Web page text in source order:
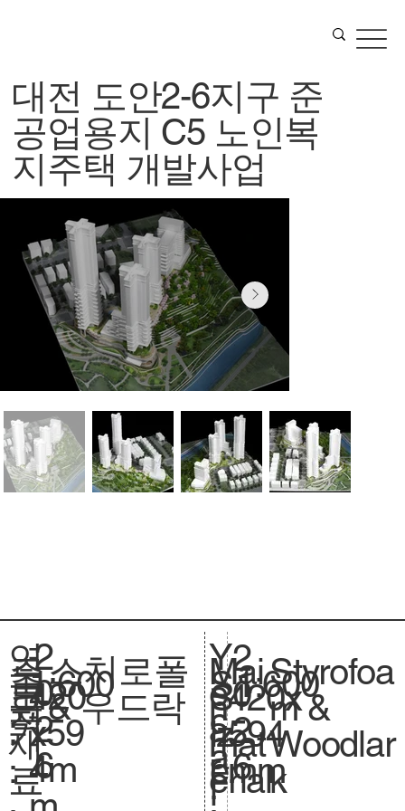
대전 도안2-6지구 준
공업용지 C5 노인복
지주택 개발사업
연
도
:
2
0
2
6
주
요
재
료
축
척
.
스치로폴
& 우드락
1:600
크
기
.
420
x59
4m
Y
e
a
r
:
Mai
n
mat
erial
S
c
a
l
S
iz
e.
2
0
2
6
1:600
420x
594
mm
Styrofoa
m &
Woodlar
k